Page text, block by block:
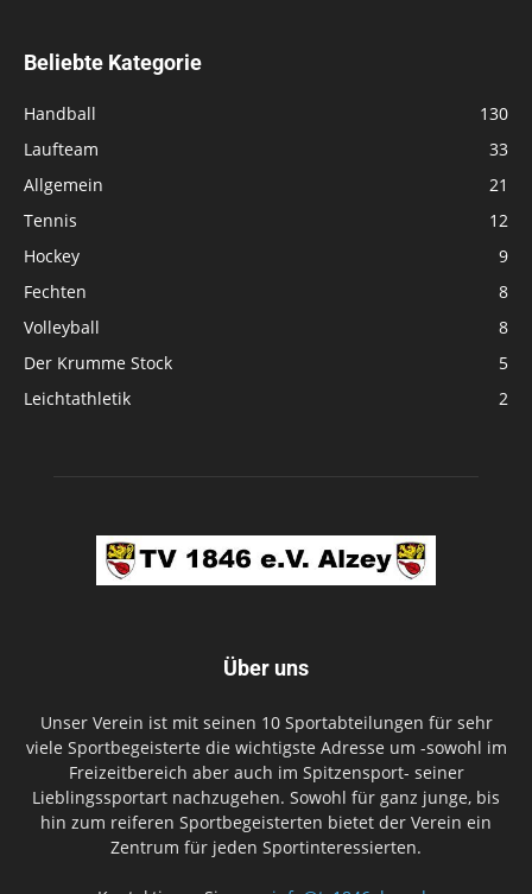
Beliebte Kategorie
Handball
130
Laufteam
33
Allgemein
21
Tennis
12
Hockey
9
Fechten
8
Volleyball
8
Der Krumme Stock
5
Leichtathletik
2
Über uns
Unser Verein ist mit seinen 10 Sportabteilungen für sehr
viele Sportbegeisterte die wichtigste Adresse um -sowohl im
Freizeitbereich aber auch im Spitzensport- seiner
Lieblingssportart nachzugehen. Sowohl für ganz junge, bis
hin zum reiferen Sportbegeisterten bietet der Verein ein
Zentrum für jeden Sportinteressierten.